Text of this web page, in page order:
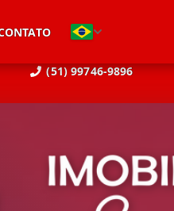
(51) 99746-9896